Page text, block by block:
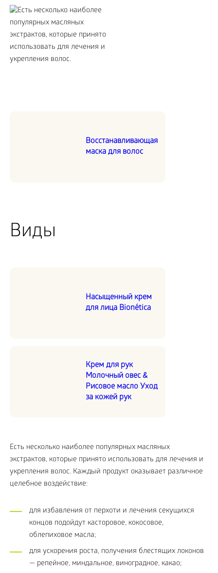
Восстанавливающая
маска для волос
Виды
Насыщенный крем
для лица Bionética
Крем для рук
Молочный овес &
Рисовое масло Уход
за кожей рук
Есть несколько наиболее популярных масляных
экстрактов, которые принято использовать для лечения и
укрепления волос. Каждый продукт оказывает различное
целебное воздействие:
для избавления от перхоти и лечения секущихся
концов подойдут касторовое, кокосовое,
облепиховое масла;
для ускорения роста, получения блестящих локонов
— репейное, миндальное, виноградное, какао;